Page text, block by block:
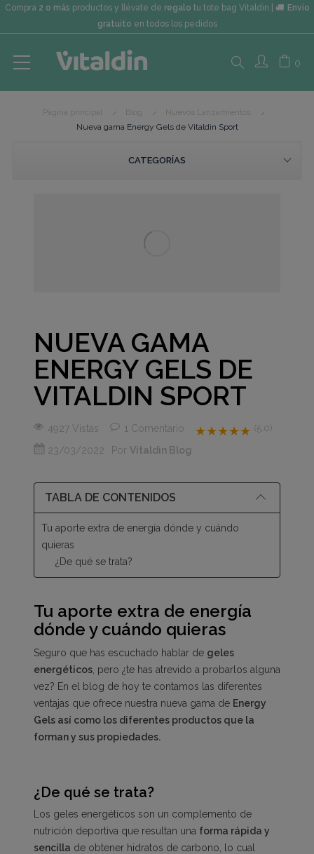
Compra 2 o más productos y llévate de regalo tu tote bag Vitaldin |
Envío
gratuito en todos los pedidos
Search 0
Nuevos Lanzamientos
Nueva gama Energy Gels de Vitaldin Sport
CATEGORÍAS
NUEVA GAMA
ENERGY GELS DE
VITALDIN SPORT
4927 Vistas 1 Comentario ★★★★★ (5.0)
23/03/2022 Por Vitaldin Blog
TABLA DE CONTENIDOS
Tu aporte extra de energía dónde y cuándo
quieras
¿De qué se trata?
Tu aporte extra de energía
dónde y cuándo quieras
Seguro que has escuchado hablar de geles
energéticos , pero ¿te has atrevido a probarlos alguna
vez? En el blog de hoy te contamos las diferentes
ventajas que ofrece nuestra nueva gama de Energy
Gels así como los diferentes productos que la
forman y sus propiedades.
¿De qué se trata?
Los geles energéticos son un complemento de
nutrición deportiva que resultan una forma rápida y
sencilla de obtener hidratos de carbono, lo cual